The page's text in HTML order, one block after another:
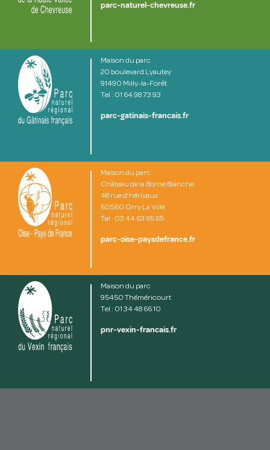
parc-naturel-chevreuse.fr
Maison du parc
20 boulevard Lyautey
91490 Milly-la-Forêt
Tel : 01 64 98 73 93
parc-gatinais-francais.fr
Maison du parc
Château de la Borne Blanche
48 rue d'hérivaux
60560 Orry La Ville
Tel : 03 44 63 65 65
parc-oise-paysdefrance.fr
Maison du parc
95450 Théméricourt
Tel : 01 34 48 66 10
pnr-vexin-francais.fr